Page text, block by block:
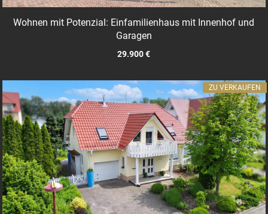
Wohnen mit Potenzial: Einfamilienhaus mit Innenhof und
Garagen
29.900 €
ZU VERKAUFEN